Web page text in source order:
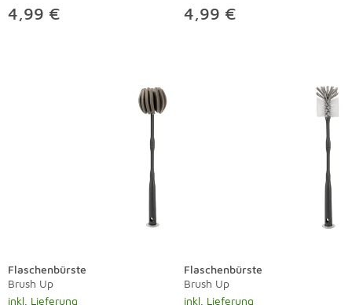
4,99 € 4,99 €
Flaschenbürste
Brush Up
inkl. Lieferung
Flaschenbürste
Brush Up
inkl. Lieferung